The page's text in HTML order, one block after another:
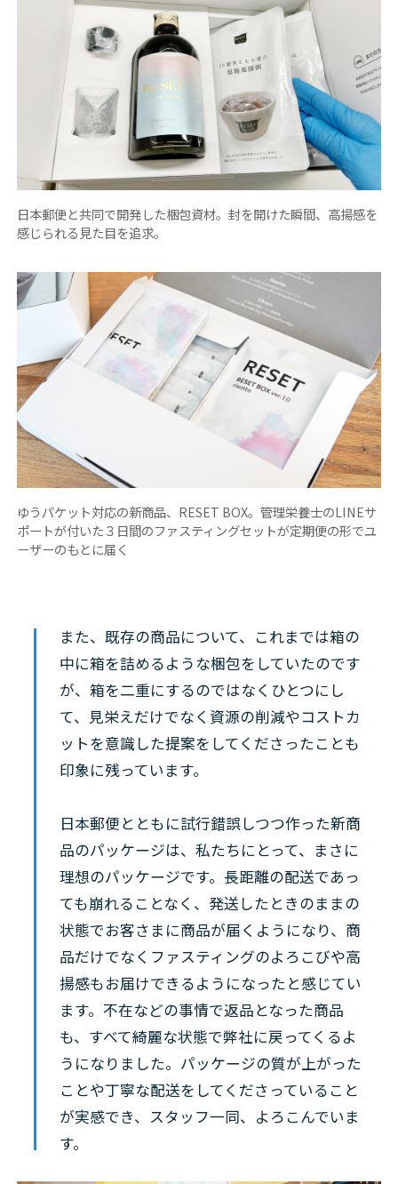
日本郵便と共同で開発した梱包資材。封を開けた瞬間、高揚感を
感じられる見た目を追求。
ゆうパケット対応の新商品、RESET BOX。管理栄養士のLINEサ
ポートが付いた３日間のファスティングセットが定期便の形でユ
ーザーのもとに届く
また、既存の商品について、これまでは箱の
中に箱を詰めるような梱包をしていたのです
が、箱を二重にするのではなくひとつにし
て、見栄えだけでなく資源の削減やコストカ
ットを意識した提案をしてくださったことも
印象に残っています。
日本郵便とともに試行錯誤しつつ作った新商
品のパッケージは、私たちにとって、まさに
理想のパッケージです。長距離の配送であっ
ても崩れることなく、発送したときのままの
状態でお客さまに商品が届くようになり、商
品だけでなくファスティングのよろこびや高
揚感もお届けできるようになったと感じてい
ます。不在などの事情で返品となった商品
も、すべて綺麗な状態で弊社に戻ってくるよ
うになりました。パッケージの質が上がった
ことや丁寧な配送をしてくださっていること
が実感でき、スタッフ一同、よろこんでいま
す。